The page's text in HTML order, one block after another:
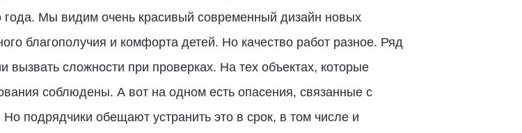
года. Мы видим очень красивый современный дизайн новых
благополучия и комфорта детей. Но качество работ разное. Ряд
вызвать сложности при проверках. На тех объектах, которые
соблюдены. А вот на одном есть опасения, связанные с
подрядчики обещают устранить это в срок, в том числе и